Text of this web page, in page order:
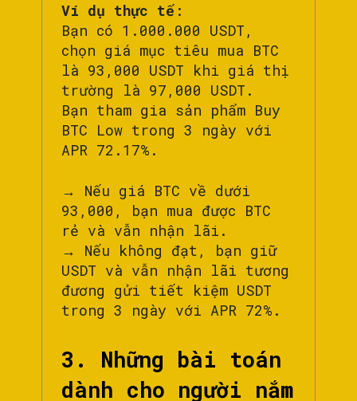
Ví dụ thực tế :
Bạn có 1.000.000 USDT,
chọn giá mục tiêu mua BTC
là 93,000 USDT khi giá thị
trường là 97,000 USDT.
Bạn tham gia sản phẩm Buy
BTC Low trong 3 ngày với
APR 72.17%.
→ Nếu giá BTC về dưới
93,000, bạn mua được BTC
rẻ và vẫn nhận lãi.
→ Nếu không đạt, bạn giữ
USDT và vẫn nhận lãi tương
đương gửi tiết kiệm USDT
trong 3 ngày với APR 72%.
3. Những bài toán
dành cho người nắm